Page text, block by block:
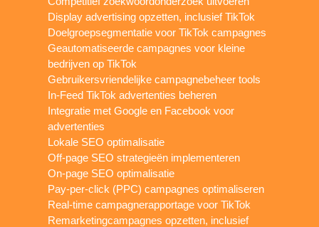
Display advertising opzetten, inclusief TikTok
Doelgroepsegmentatie voor TikTok campagnes
Geautomatiseerde campagnes voor kleine
bedrijven op TikTok
Gebruikersvriendelijke campagnebeheer tools
In-Feed TikTok advertenties beheren
Integratie met Google en Facebook voor
advertenties
Lokale SEO optimalisatie
Off-page SEO strategieën implementeren
On-page SEO optimalisatie
Pay-per-click (PPC) campagnes optimaliseren
Real-time campagnerapportage voor TikTok
Remarketingcampagnes opzetten, inclusief